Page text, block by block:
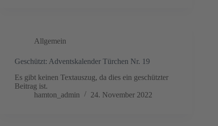
Allgemein
Geschützt: Adventskalender Türchen Nr. 19
Es gibt keinen Textauszug, da dies ein geschützter
Beitrag ist.
hamton_admin
24. November 2022